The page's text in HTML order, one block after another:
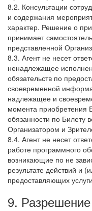
8.2. Консультации
и содержания
характер. Решение о
принимает
представленной
8.3. Агент не несет
ненадлежащее
обязательств по
своевременной
надлежащее и
момента приобретения
обязанности по Билету
Организатором и
8.4. Агент не несет
работе программного
возникающие по не
результате действий и
предоставляющих
9.